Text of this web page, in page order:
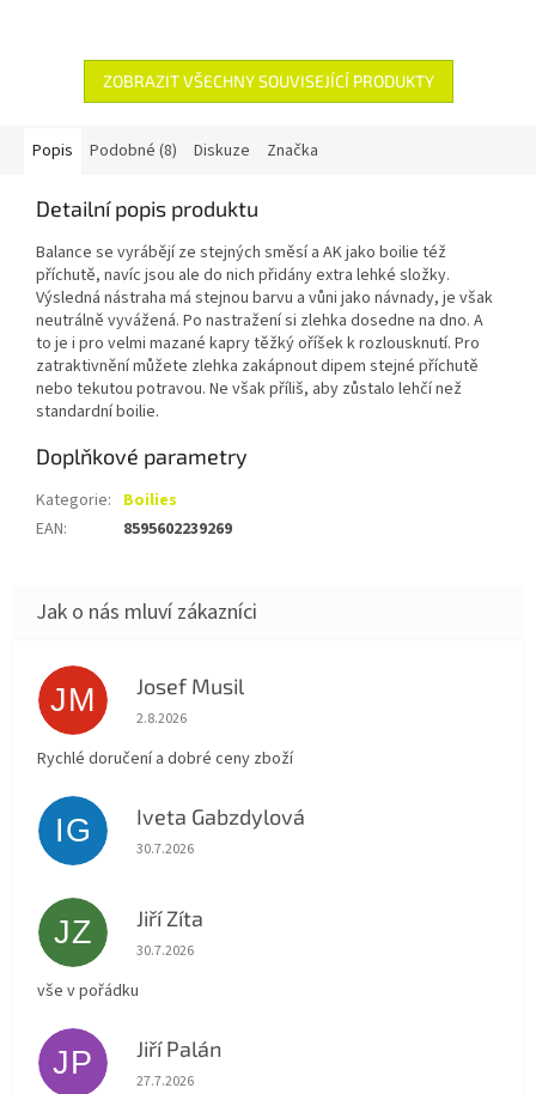
ZOBRAZIT VŠECHNY SOUVISEJÍCÍ PRODUKTY
Popis Podobné (8) Diskuze Značka
Detailní popis produktu
Balance se vyrábějí ze stejných směsí a AK jako boilie též
příchutě, navíc jsou ale do nich přidány extra lehké složky.
Výsledná nástraha má stejnou barvu a vůni jako návnady, je však
neutrálně vyvážená. Po nastražení si zlehka dosedne na dno. A
to je i pro velmi mazané kapry těžký oříšek k rozlousknutí. Pro
zatraktivnění můžete zlehka zakápnout dipem stejné příchutě
nebo tekutou potravou. Ne však příliš, aby zůstalo lehčí než
standardní boilie.
Doplňkové parametry
Kategorie: Boilies
EAN: 8595602239269
JM Josef Musil
Hodnocení obchodu je 5 z 5 hvězdiček.
2.8.2026
Rychlé doručení a dobré ceny zboží
IG Iveta Gabzdylová
Hodnocení obchodu je 5 z 5 hvězdiček.
30.7.2026
JZ Jiří Zíta
Hodnocení obchodu je 5 z 5 hvězdiček.
30.7.2026
vše v pořádku
JP Jiří Palán
Hodnocení obchodu je 5 z 5 hvězdiček.
27.7.2026